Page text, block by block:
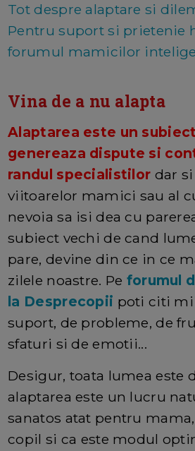
Tot despre alaptare si
Pentru suport si prietenie
forumul mamicilor
Vina de a nu alapta
Alaptarea este un
genereaza dispute si
randul specialistilor dar
viitoarelor mamici sau al
nevoia sa isi dea cu
subiect vechi de cand
pare, devine din ce in ce
zilele noastre. Pe forumul
la Desprecopii poti citi
suport, de probleme, de
sfaturi si de emotii...
Desigur, toata lumea este
alaptarea este un lucru
sanatos atat pentru
copil si ca este modul